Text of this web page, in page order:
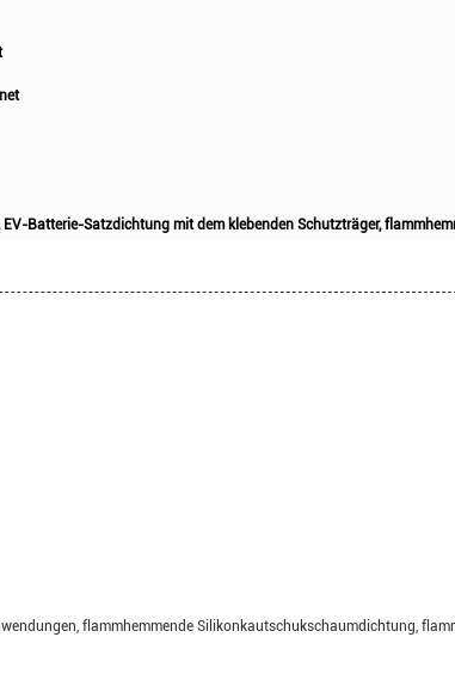
Batterie-Satzdichtung mit dem klebenden Schutzträger,
flammhemmende Silikonkautschukschaumdichtung,